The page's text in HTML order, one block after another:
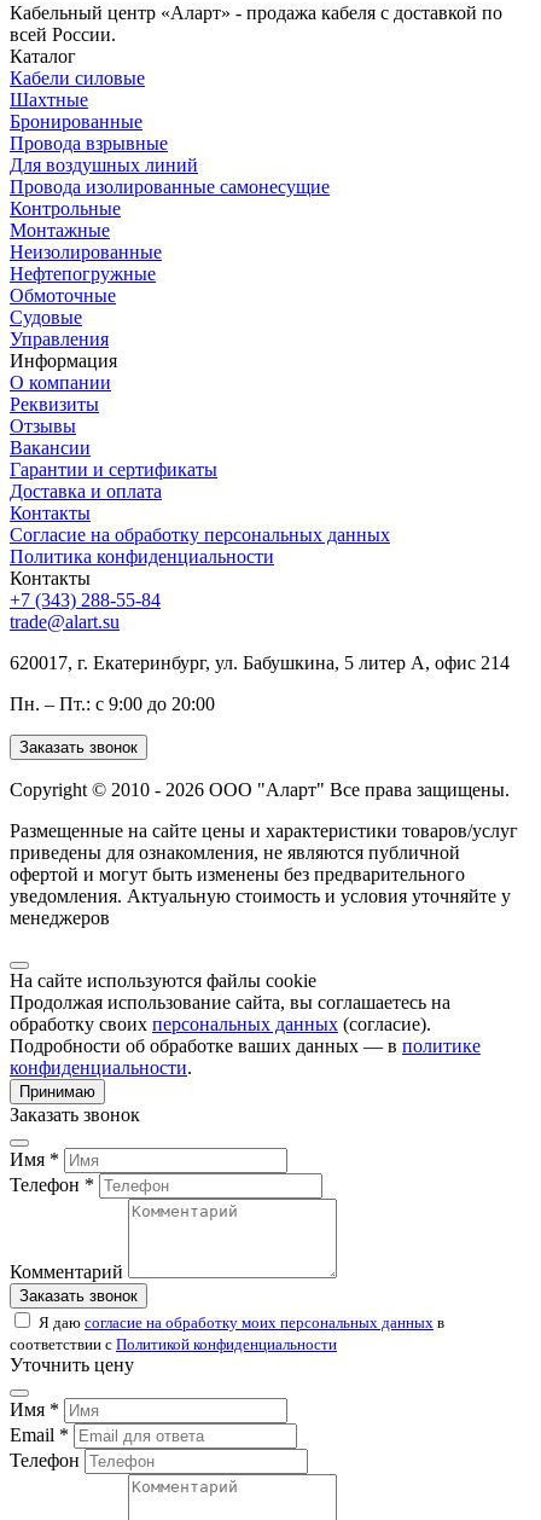
Кабельный центр «Аларт» - продажа кабеля с доставкой по
всей России.
Каталог
Кабели силовые
Шахтные
Бронированные
Провода взрывные
Для воздушных линий
Провода изолированные самонесущие
Контрольные
Монтажные
Неизолированные
Нефтепогружные
Обмоточные
Судовые
Управления
Информация
О компании
Реквизиты
Отзывы
Вакансии
Гарантии и сертификаты
Доставка и оплата
Контакты
Согласие на обработку персональных данных
Политика конфиденциальности
Контакты
+7 (343) 288-55-84
trade@alart.su
620017, г. Екатеринбург, ул. Бабушкина, 5 литер А, офис 214
Пн. – Пт.: с 9:00 до 20:00
Заказать звонок
Copyright © 2010 - 2026 ООО "Аларт" Все права защищены.
Размещенные на сайте цены и характеристики товаров/услуг
приведены для ознакомления, не являются публичной
офертой и могут быть изменены без предварительного
уведомления. Актуальную стоимость и условия уточняйте у
менеджеров
На сайте используются файлы cookie
Продолжая использование сайта, вы соглашаетесь на
обработку своих персональных данных (согласие).
Подробности об обработке ваших данных — в политике
конфиденциальности.
Принимаю
Заказать звонок
Имя *
Телефон *
Комментарий
Заказать звонок
Я даю согласие на обработку моих персональных данных в
соответствии с Политикой конфиденциальности
Уточнить цену
Имя *
Email *
Телефон